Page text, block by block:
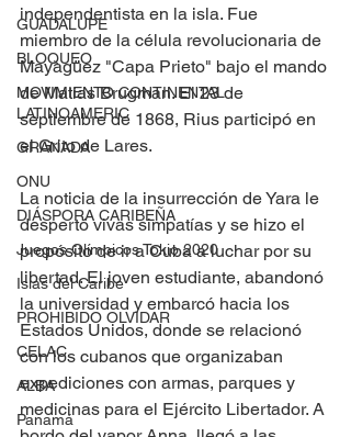
GUADALUPE
BLOQUEO
MOVIMIENTO CONTINENTAL
LATINOAMERIC
GRANADA
ONU
DIÁSPORA CARIBEÑA
Juegos Olímpicos Tokio 2020
Islas del Caribe
PROHIBIDO OLVIDAR
CELAC
ALBA
Panamá
independentista en la isla. Fue
miembro de la célula revolucionaria de
Mayagüez "Capa Prieto" bajo el mando
de Matías Brugman. El 23 de
septiembre de 1868, Rius participó en
el Grito de Lares.
La noticia de la insurrección de Yara le
despertó vivas simpatías y se hizo el
propósito de ir a Cuba a luchar por su
libertad. El joven estudiante, abandonó
la universidad y embarcó hacia los
Estados Unidos, donde se relacionó
con los cubanos que organizaban
expediciones con armas, parques y
medicinas para el Ejército Libertador. A